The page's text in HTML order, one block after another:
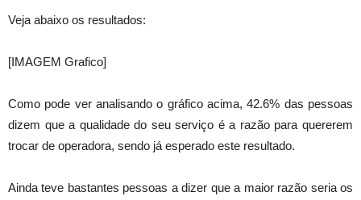
Veja abaixo os resultados:
[IMAGEM Grafico]
Como pode ver analisando o gráfico acima, 42.6% das pessoas
dizem que a qualidade do seu serviço é a razão para quererem
trocar de operadora, sendo já esperado este resultado.
Ainda teve bastantes pessoas a dizer que a maior razão seria os